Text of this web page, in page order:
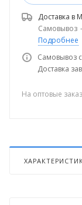
Доставка в
Самовывоз
Подробнее
Самовывоз
Доставка
На оптовые